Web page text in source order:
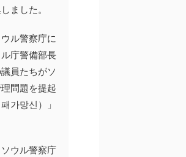
ました。
ル警察庁に
庁警備部長
員たちがソ
問題を提起
가망신）」
ウル警察庁